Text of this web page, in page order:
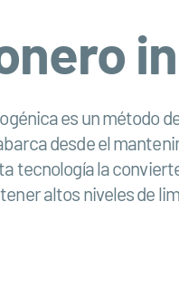
es un método
desde el
tecnología la
altos niveles de